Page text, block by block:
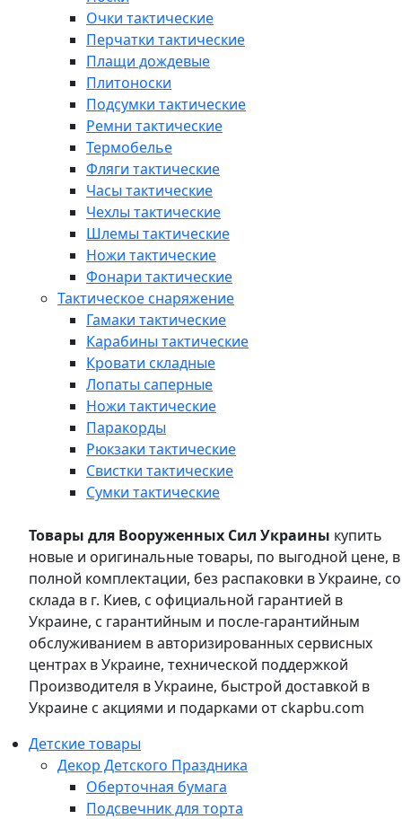
Очки тактические
Перчатки тактические
Плащи дождевые
Плитоноски
Подсумки тактические
Ремни тактические
Термобелье
Фляги тактические
Часы тактические
Чехлы тактические
Шлемы тактические
Ножи тактические
Фонари тактические
Тактическое снаряжение
Гамаки тактические
Карабины тактические
Кровати складные
Лопаты саперные
Ножи тактические
Паракорды
Рюкзаки тактические
Свистки тактические
Сумки тактические
Товары для Вооруженных Сил Украины купить
новые и оригинальные товары, по выгодной цене, в
полной комплектации, без распаковки в Украине, со
склада в г. Киев, с официальной гарантией в
Украине, с гарантийным и после-гарантийным
обслуживанием в авторизированных сервисных
центрах в Украине, технической поддержкой
Производителя в Украине, быстрой доставкой в
Украине с акциями и подарками от ckapbu.com
Детские товары
Декор Детского Праздника
Оберточная бумага
Подсвечник для торта